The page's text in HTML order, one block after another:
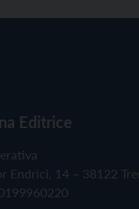
Editrice
Endrici, 14 – 38122